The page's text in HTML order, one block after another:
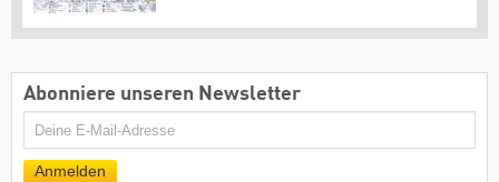
Abonniere unseren Newsletter
E-
Mail
Anmelden